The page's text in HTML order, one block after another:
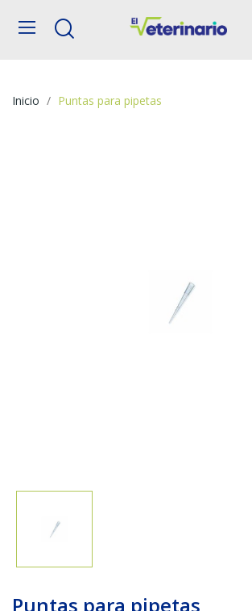
Inicio Puntas para pipetas
Puntas para pipetas